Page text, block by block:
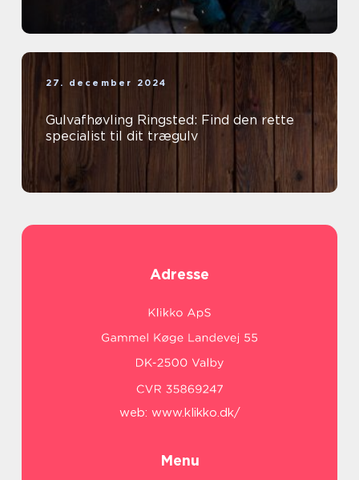
27. december 2024
Gulvafhøvling Ringsted: Find den rette
specialist til dit trægulv
Adresse
web: www.klikko.dk/
Menu